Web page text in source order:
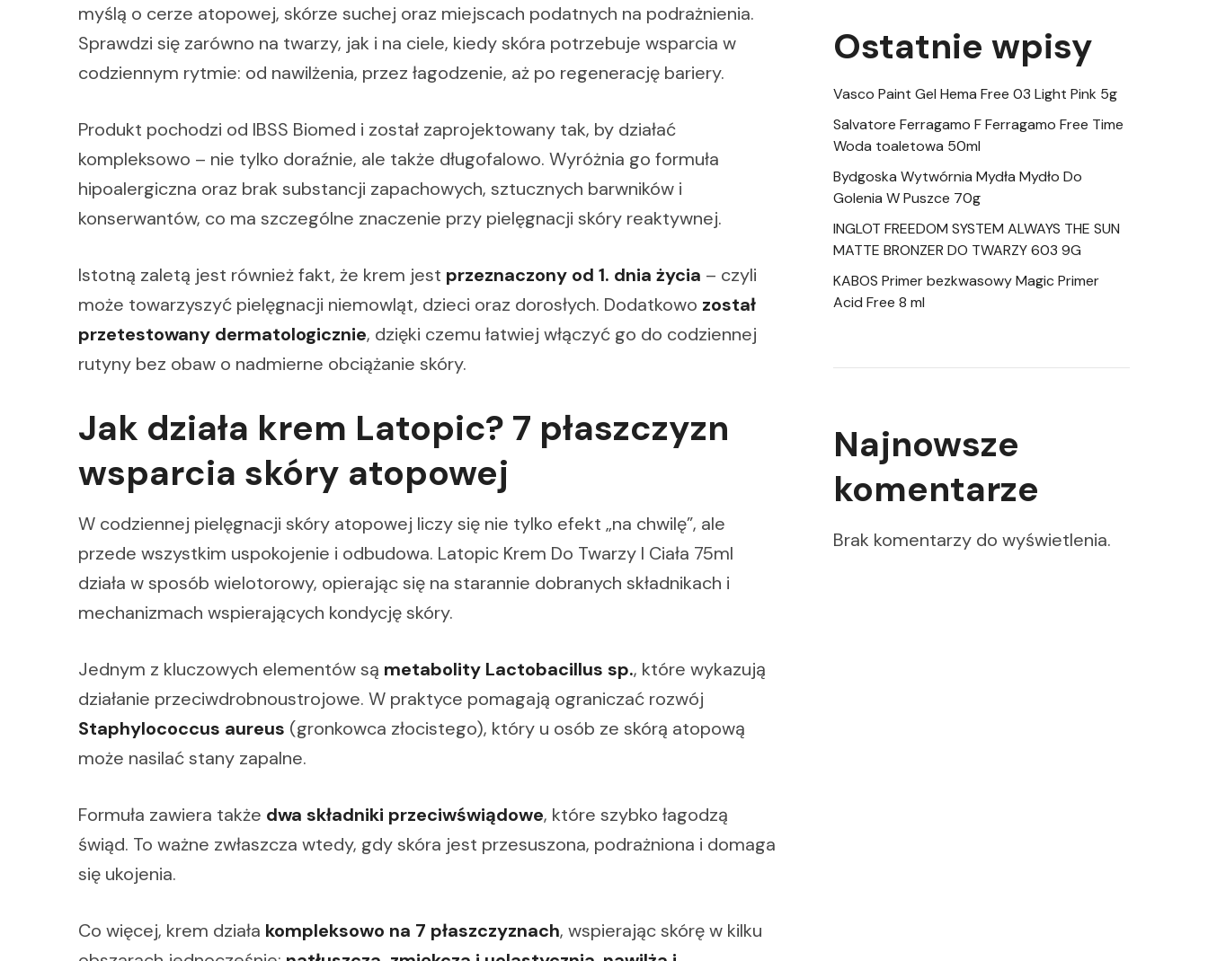
myślą o cerze atopowej, skórze suchej oraz miejscach podatnych na podrażnienia.
Sprawdzi się zarówno na twarzy, jak i na ciele, kiedy skóra potrzebuje wsparcia w
codziennym rytmie: od nawilżenia, przez łagodzenie, aż po regenerację bariery.
Produkt pochodzi od IBSS Biomed i został zaprojektowany tak, by działać
kompleksowo – nie tylko doraźnie, ale także długofalowo. Wyróżnia go formuła
hipoalergiczna oraz brak substancji zapachowych, sztucznych barwników i
konserwantów, co ma szczególne znaczenie przy pielęgnacji skóry reaktywnej.
Istotną zaletą jest również fakt, że krem jest przeznaczony od 1. dnia życia – czyli
może towarzyszyć pielęgnacji niemowląt, dzieci oraz dorosłych. Dodatkowo został
przetestowany dermatologicznie, dzięki czemu łatwiej włączyć go do codziennej
rutyny bez obaw o nadmierne obciążanie skóry.
Jak działa krem Latopic? 7 płaszczyzn
wsparcia skóry atopowej
W codziennej pielęgnacji skóry atopowej liczy się nie tylko efekt „na chwilę”, ale
przede wszystkim uspokojenie i odbudowa. Latopic Krem Do Twarzy I Ciała 75ml
działa w sposób wielotorowy, opierając się na starannie dobranych składnikach i
mechanizmach wspierających kondycję skóry.
Jednym z kluczowych elementów są metabolity Lactobacillus sp., które wykazują
działanie przeciwdrobnoustrojowe. W praktyce pomagają ograniczać rozwój
Staphylococcus aureus (gronkowca złocistego), który u osób ze skórą atopową
może nasilać stany zapalne.
Formuła zawiera także dwa składniki przeciwświądowe, które szybko łagodzą
świąd. To ważne zwłaszcza wtedy, gdy skóra jest przesuszona, podrażniona i domaga
się ukojenia.
Co więcej, krem działa kompleksowo na 7 płaszczyznach, wspierając skórę w kilku
Ostatnie wpisy
Vasco Paint Gel Hema Free 03 Light Pink 5g
Salvatore Ferragamo F Ferragamo Free Time
Woda toaletowa 50ml
Bydgoska Wytwórnia Mydła Mydło Do
Golenia W Puszce 70g
INGLOT FREEDOM SYSTEM ALWAYS THE SUN
MATTE BRONZER DO TWARZY 603 9G
KABOS Primer bezkwasowy Magic Primer
Acid Free 8 ml
Najnowsze
komentarze
Brak komentarzy do wyświetlenia.